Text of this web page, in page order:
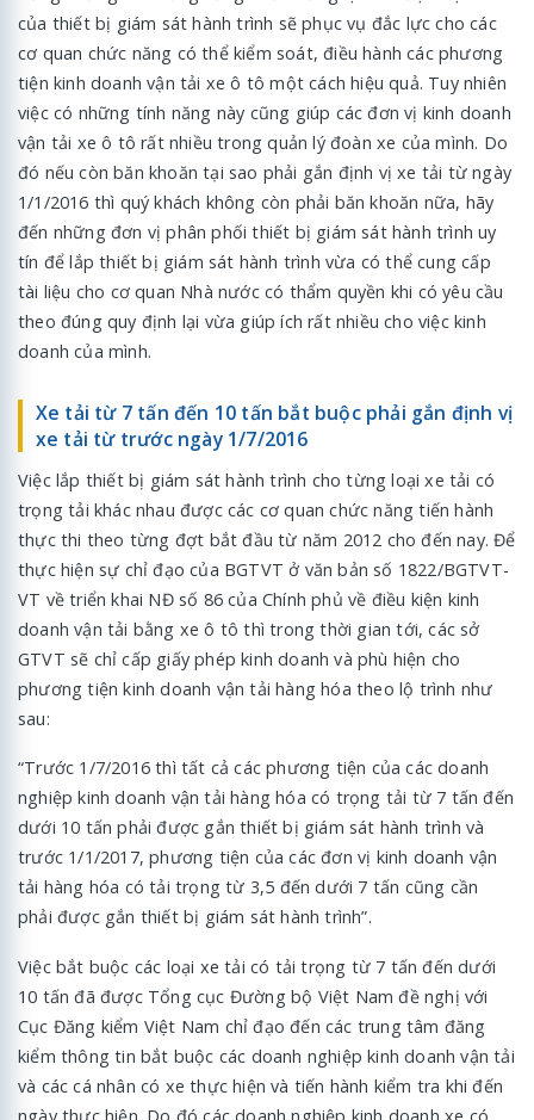
của thiết bị giám sát hành trình sẽ phục vụ đắc lực cho các
cơ quan chức năng có thể kiểm soát, điều hành các phương
tiện kinh doanh vận tải xe ô tô một cách hiệu quả. Tuy nhiên
việc có những tính năng này cũng giúp các đơn vị kinh doanh
vận tải xe ô tô rất nhiều trong quản lý đoàn xe của mình. Do
đó nếu còn băn khoăn tại sao phải gắn định vị xe tải từ ngày
1/1/2016 thì quý khách không còn phải băn khoăn nữa, hãy
đến những đơn vị phân phối thiết bị giám sát hành trình uy
tín để lắp thiết bị giám sát hành trình vừa có thể cung cấp
tài liệu cho cơ quan Nhà nước có thẩm quyền khi có yêu cầu
theo đúng quy định lại vừa giúp ích rất nhiều cho việc kinh
doanh của mình.
Xe tải từ 7 tấn đến 10 tấn bắt buộc phải gắn định vị
xe tải từ trước ngày 1/7/2016
Việc lắp thiết bị giám sát hành trình cho từng loại xe tải có
trọng tải khác nhau được các cơ quan chức năng tiến hành
thực thi theo từng đợt bắt đầu từ năm 2012 cho đến nay. Để
thực hiện sự chỉ đạo của BGTVT ở văn bản số 1822/BGTVT-
VT về triển khai NĐ số 86 của Chính phủ về điều kiện kinh
doanh vận tải bằng xe ô tô thì trong thời gian tới, các sở
GTVT sẽ chỉ cấp giấy phép kinh doanh và phù hiện cho
phương tiện kinh doanh vận tải hàng hóa theo lộ trình như
sau:
“Trước 1/7/2016 thì tất cả các phương tiện của các doanh
nghiệp kinh doanh vận tải hàng hóa có trọng tải từ 7 tấn đến
dưới 10 tấn phải được gắn thiết bị giám sát hành trình và
trước 1/1/2017, phương tiện của các đơn vị kinh doanh vận
tải hàng hóa có tải trọng từ 3,5 đến dưới 7 tấn cũng cần
phải được gắn thiết bị giám sát hành trình”.
Việc bắt buộc các loại xe tải có tải trọng từ 7 tấn đến dưới
10 tấn đã được Tổng cục Đường bộ Việt Nam đề nghị với
Cục Đăng kiểm Việt Nam chỉ đạo đến các trung tâm đăng
kiểm thông tin bắt buộc các doanh nghiệp kinh doanh vận tải
và các cá nhân có xe thực hiện và tiến hành kiểm tra khi đến
ngày thực hiện. Do đó các doanh nghiệp kinh doanh xe có